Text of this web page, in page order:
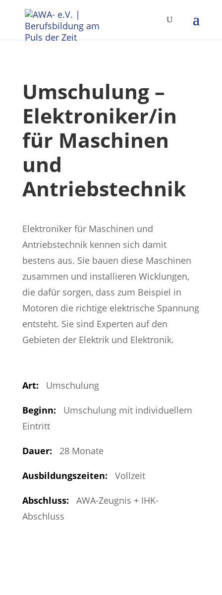
Umschulung –
Elektroniker/in
für Maschinen
und
Antriebstechnik
Elektroniker für Maschinen und
Antriebstechnik kennen sich damit
bestens aus. Sie bauen diese Maschinen
zusammen und installieren Wicklungen,
die dafür sorgen, dass zum Beispiel in
Motoren die richtige elektrische Spannung
entsteht. Sie sind Experten auf den
Gebieten der Elektrik und Elektronik.
Art: Umschulung
Beginn: Umschulung mit individuellem
Eintritt
Dauer: 28 Monate
Ausbildungszeiten: Vollzeit
Abschluss: AWA-Zeugnis + IHK-
Abschluss